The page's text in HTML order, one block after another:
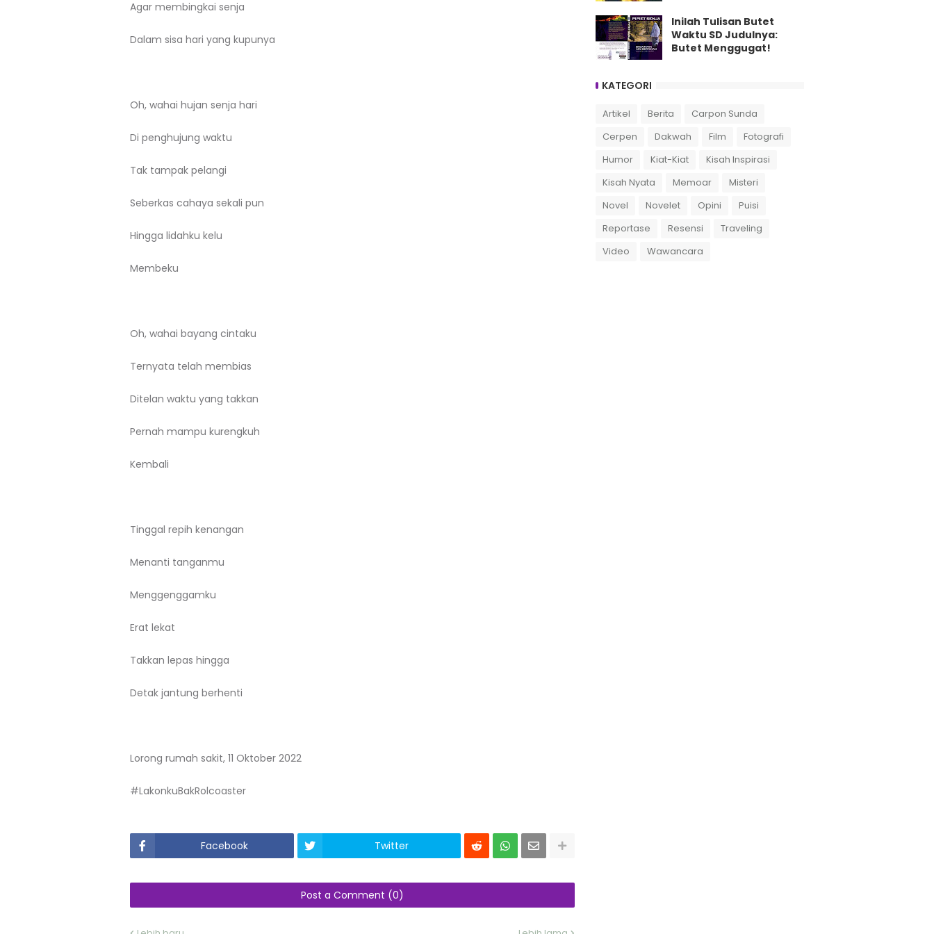
Agar membingkai senja
Dalam sisa hari yang kupunya
Oh, wahai hujan senja hari
Di penghujung waktu
Tak tampak pelangi
Seberkas cahaya sekali pun
Hingga lidahku kelu
Membeku
Oh, wahai bayang cintaku
Ternyata telah membias
Ditelan waktu yang takkan
Pernah mampu kurengkuh
Kembali
Tinggal repih kenangan
Menanti tanganmu
Menggenggamku
Erat lekat
Takkan lepas hingga
Detak jantung berhenti
Lorong rumah sakit, 11 Oktober 2022
#LakonkuBakRolcoaster
Facebook Twitter
Post a Comment (0)
Inilah Tulisan Butet
Waktu SD Judulnya:
Butet Menggugat!
KATEGORI
Artikel Berita
Carpon Sunda
Cerpen
Dakwah Film
Fotografi
Humor
Kiat-Kiat
Kisah Inspirasi
Kisah Nyata
Memoar
Misteri
Novel
Novelet Opini
Puisi
Reportase
Resensi
Traveling
Video
Wawancara